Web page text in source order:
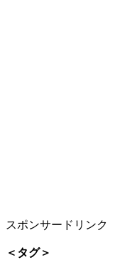
スポンサードリンク
＜タグ＞